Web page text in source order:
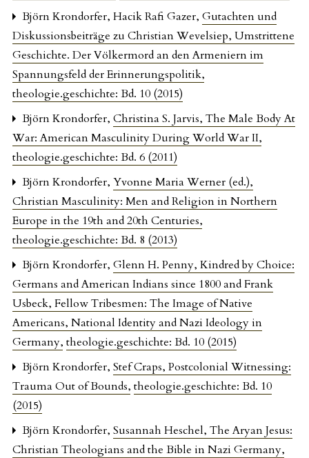
Björn Krondorfer, Hacik Rafi Gazer, Gutachten und
Diskussionsbeiträge zu Christian Wevelsiep, Umstrittene
Geschichte. Der Völkermord an den Armeniern im
Spannungsfeld der Erinnerungspolitik,
theologie.geschichte: Bd. 10 (2015)
Björn Krondorfer, Christina S. Jarvis, The Male Body At
War: American Masculinity During World War II,
theologie.geschichte: Bd. 6 (2011)
Björn Krondorfer, Yvonne Maria Werner (ed.),
Christian Masculinity: Men and Religion in Northern
Europe in the 19th and 20th Centuries,
theologie.geschichte: Bd. 8 (2013)
Björn Krondorfer, Glenn H. Penny, Kindred by Choice:
Germans and American Indians since 1800 and Frank
Usbeck, Fellow Tribesmen: The Image of Native
Americans, National Identity and Nazi Ideology in
Germany, theologie.geschichte: Bd. 10 (2015)
Björn Krondorfer, Stef Craps, Postcolonial Witnessing:
Trauma Out of Bounds, theologie.geschichte: Bd. 10
(2015)
Björn Krondorfer, Susannah Heschel, The Aryan Jesus:
Christian Theologians and the Bible in Nazi Germany,